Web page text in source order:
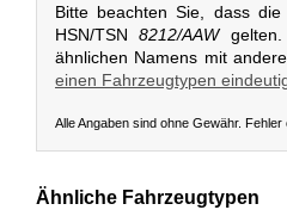
Bitte beachten Sie, dass
HSN/TSN8212/AAWgelten.
ähnlichen Namens mit
einen Fahrzeugtypen
Alle Angaben sind ohne Gewähr.
Ähnliche Fahrzeugtypen